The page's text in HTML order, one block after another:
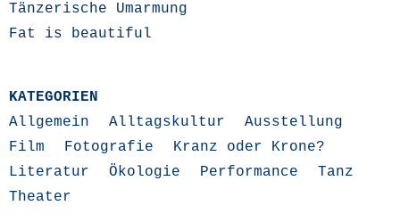
Tänzerische Umarmung
Fat is beautiful
KATEGORIEN
Allgemein
Alltagskultur
Ausstellung
Film
Fotografie
Kranz oder Krone?
Literatur
Ökologie Performance
Tanz
Theater